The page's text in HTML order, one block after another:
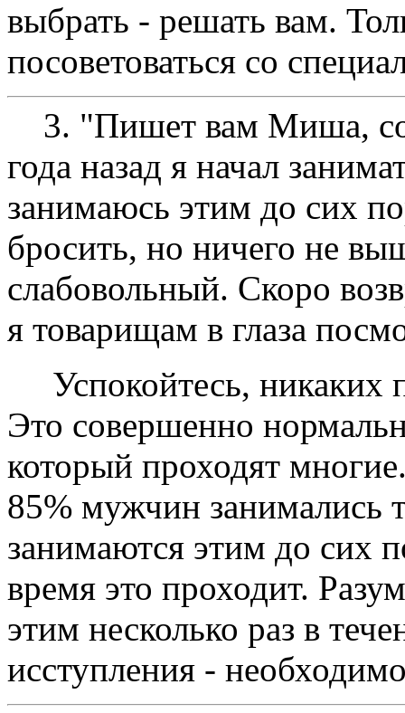
выбрать - решать вам.
посоветоваться со
3. "Пишет вам Миша,
года назад я начал
занимаюсь этим до сих
бросить, но ничего не
слабовольный. Скоро
я товарищам в глаза
Успокойтесь, никаких
Это совершенно
который проходят
85% мужчин занимались
занимаются этим до сих
время это проходит.
этим несколько раз в
исступления -